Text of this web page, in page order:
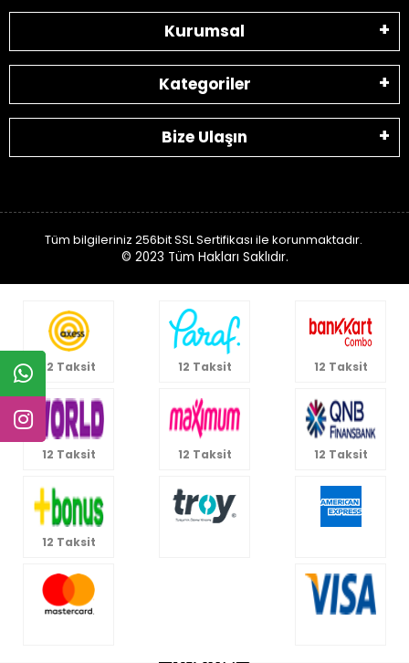
Kurumsal
Kategoriler
Bize Ulaşın
Tüm bilgileriniz 256bit SSL Sertifikası ile korunmaktadır.
© 2023 Tüm Hakları Saklıdır.
12 Taksit 12 Taksit 12 Taksit
12 Taksit 12 Taksit 12 Taksit
12 Taksit